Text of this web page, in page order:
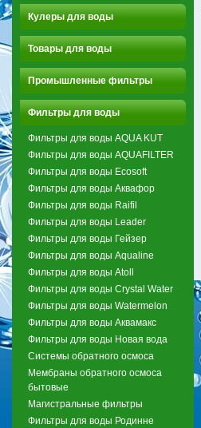
Кулеры для воды
Товары для воды
Промышленные фильтры
Фильтры для воды
Фильтры для воды AQUA KUT
Фильтры для воды AQUAFILTER
Фильтры для воды Ecosoft
Фильтры для воды Аквафор
Фильтры для воды Raifil
Фильтры для воды Leader
Фильтры для воды Гейзер
Фильтры для воды Aqualine
Фильтры для воды Atoll
Фильтры для воды Crystal Water
Фильтры для воды Watermelon
Фильтры для воды Аквамакс
Фильтры для воды Новая вода
Системы обратного осмоса
Мембраны обратного осмоса
бытовые
Магистральные фильтры
Фильтры для воды Родинне